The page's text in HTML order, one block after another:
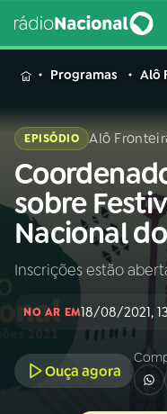
MENU
Buscar
na
Rádio
Nacional
INÍCIO
02A RÁDIO
Programas Alô
EPISÓDIO Alô
sobre
Nacional
Inscrições estão
NO AR EM18/08/2021,
Ouça agora